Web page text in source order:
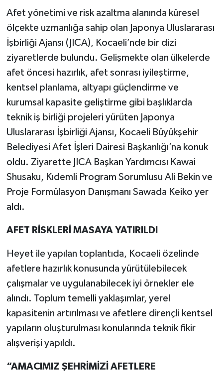
Afet yönetimi ve risk azaltma alanında küresel
ölçekte uzmanlığa sahip olan Japonya Uluslararası
İşbirliği Ajansı (JICA), Kocaeli’nde bir dizi
ziyaretlerde bulundu. Gelişmekte olan ülkelerde
afet öncesi hazırlık, afet sonrası iyileştirme,
kentsel planlama, altyapı güçlendirme ve
kurumsal kapasite geliştirme gibi başlıklarda
teknik iş birliği projeleri yürüten Japonya
Uluslararası İşbirliği Ajansı, Kocaeli Büyükşehir
Belediyesi Afet İşleri Dairesi Başkanlığı’na konuk
oldu. Ziyarette JICA Başkan Yardımcısı Kawai
Shusaku, Kıdemli Program Sorumlusu Ali Bekin ve
Proje Formülasyon Danışmanı Sawada Keiko yer
aldı.
AFET RİSKLERİ MASAYA YATIRILDI
Heyet ile yapılan toplantıda, Kocaeli özelinde
afetlere hazırlık konusunda yürütülebilecek
çalışmalar ve uygulanabilecek iyi örnekler ele
alındı. Toplum temelli yaklaşımlar, yerel
kapasitenin artırılması ve afetlere dirençli kentsel
yapıların oluşturulması konularında teknik fikir
alışverişi yapıldı.
“AMACIMIZ ŞEHRİMİZİ AFETLERE